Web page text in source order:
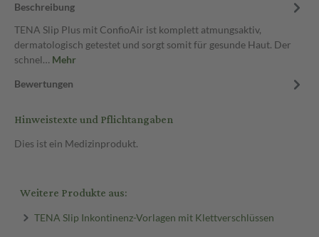
Beschreibung
TENA Slip Plus mit ConfioAir ist komplett atmungsaktiv,
dermatologisch getestet und sorgt somit für gesunde Haut. Der
schnel… Mehr
Bewertungen
Hinweistexte und Pflichtangaben
Dies ist ein Medizinprodukt.
Weitere Produkte aus:
TENA Slip Inkontinenz-Vorlagen mit Klettverschlüssen